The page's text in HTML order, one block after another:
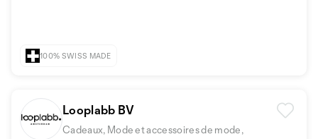
100% SWISS MADE
Looplabb BV
Cadeaux, Mode et accessoires de mode,